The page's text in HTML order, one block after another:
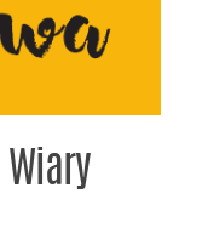
Wiary